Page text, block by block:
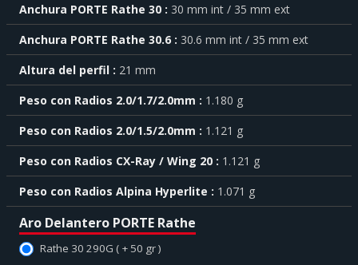
.
También
mostrar
toda
información.
Anchura PORTE Rathe 30
30 mm int / 35 mm ext
Anchura PORTE Rathe 30.6
30.6 mm int / 35 mm ext
Altura del perfil
21 mm
Peso con Radios 2.0/1.7/2.0mm
1.180 g
Peso con Radios 2.0/1.5/2.0mm
1.121 g
Peso con Radios CX-Ray / Wing 20
1.121 g
Peso con Radios Alpina Hyperlite
1.071 g
Aro Delantero PORTE Rathe
Rathe 30 290G ( + 50 gr )